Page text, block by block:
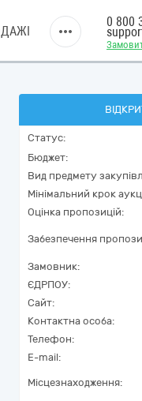
0 800
Статус:
Бюджет:
Вид предмету
Мінімальний крок
Оцінка пропозицій:
Забезпечення
Замовник:
ЄДРПОУ:
Сайт:
Контактна особа:
Телефон:
E-mail:
Місцезнаходження: